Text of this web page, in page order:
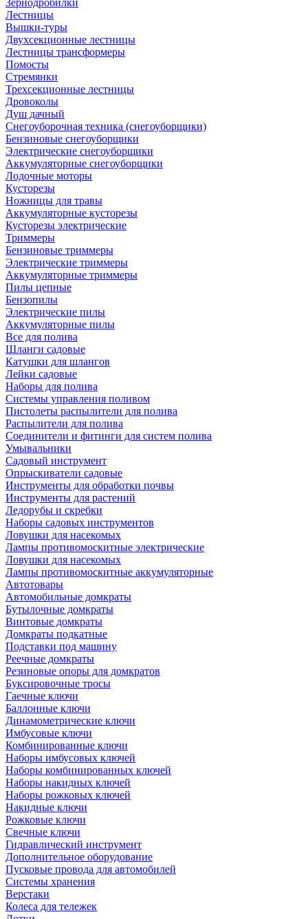
Зернодробилки
Лестницы
Вышки-туры
Двухсекционные лестницы
Лестницы трансформеры
Помосты
Стремянки
Трехсекционные лестницы
Дровоколы
Душ дачный
Снегоуборочная техника (снегоуборщики)
Бензиновые снегоуборщики
Электрические снегоуборщики
Аккумуляторные снегоуборщики
Лодочные моторы
Кусторезы
Ножницы для травы
Аккумуляторные кусторезы
Кусторезы электрические
Триммеры
Бензиновые триммеры
Электрические триммеры
Аккумуляторные триммеры
Пилы цепные
Бензопилы
Электрические пилы
Аккумуляторные пилы
Все для полива
Шланги садовые
Катушки для шлангов
Лейки садовые
Наборы для полива
Системы управления поливом
Пистолеты распылители для полива
Распылители для полива
Соединители и фитинги для систем полива
Умывальники
Садовый инструмент
Опрыскиватели садовые
Инструменты для обработки почвы
Инструменты для растений
Ледорубы и скребки
Наборы садовых инструментов
Ловушки для насекомых
Лампы противомоскитные электрические
Ловушки для насекомых
Лампы противомоскитные аккумуляторные
Автотовары
Автомобильные домкраты
Бутылочные домкраты
Винтовые домкраты
Домкраты подкатные
Подставки под машину
Реечные домкраты
Резиновые опоры для домкратов
Буксировочные тросы
Гаечные ключи
Баллонные ключи
Динамометрические ключи
Имбусовые ключи
Комбинированные ключи
Наборы имбусовых ключей
Наборы комбинированных ключей
Наборы накидных ключей
Наборы рожковых ключей
Накидные ключи
Рожковые ключи
Свечные ключи
Гидравлический инструмент
Дополнительное оборудование
Пусковые провода для автомобилей
Системы хранения
Верстаки
Колеса для тележек